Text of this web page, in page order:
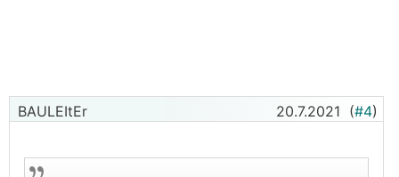
BAULEItEr 20.7.2021 (#4)